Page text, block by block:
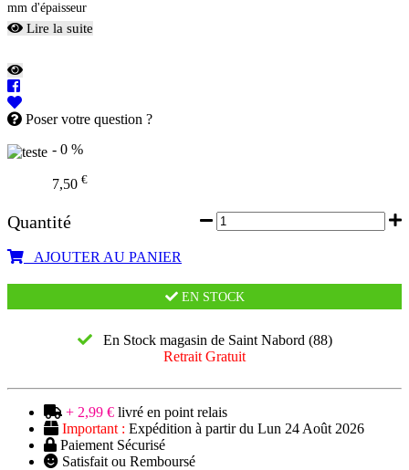
mm d'épaisseur
Lire la suite
Poser votre question ?
- 0 %
7,50 €
Quantité
AJOUTER AU PANIER
EN STOCK
En Stock magasin de Saint Nabord (88)
Retrait Gratuit
+ 2,99 € livré en point relais
Important : Expédition à partir du Lun 24 Août 2026
Paiement Sécurisé
Satisfait ou Remboursé